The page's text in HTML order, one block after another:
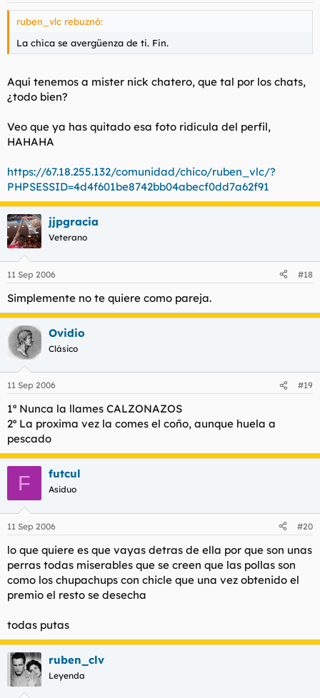
ruben_vlc rebuznó:
La chica se avergüenza de ti. Fin.
Aquí tenemos a mister nick chatero, que tal por los chats,
¿todo bien?
Veo que ya has quitado esa foto ridícula del perfil,
HAHAHA
https://67.18.255.132/comunidad/chico/ruben_vlc/?
PHPSESSID=4d4f601be8742bb04abecf0dd7a62f91
jjpgracia
Veterano
11 Sep 2006 #18
Simplemente no te quiere como pareja.
Ovidio
Clásico
11 Sep 2006 #19
1º Nunca la llames CALZONAZOS
2º La proxima vez la comes el coño, aunque huela a
pescado
F futcul
Asiduo
11 Sep 2006 #20
lo que quiere es que vayas detras de ella por que son unas
perras todas miserables que se creen que las pollas son
como los chupachups con chicle que una vez obtenido el
premio el resto se desecha
todas putas
ruben_clv
Leyenda